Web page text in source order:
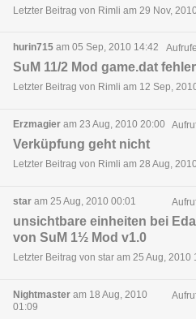
Letzter Beitrag von Rimli am 29 Nov,
hurin715 am 05 Sep, 2010 14:42
SuM 11/2 Mod game.dat fehler
Letzter Beitrag von Rimli am 12 Sep,
Erzmagier am 23 Aug, 2010 20:00
Verküpfung geht nicht
Letzter Beitrag von Rimli am 28 Aug,
star am 25 Aug, 2010 00:01
unsichtbare einheiten bei
von SuM 1½ Mod v1.0
Letzter Beitrag von star am 25 Aug, 2010
Nightmaster am 18 Aug, 2010
01:09